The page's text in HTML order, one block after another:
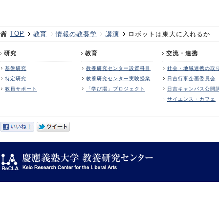
TOP 教育 情報の教養学 講演 ロボットは東大に入れるか
研究
基盤研究
特定研究
教員サポート
教育
教養研究センター設置科目
教養研究センター実験授業
「学び場」プロジェクト
交流・連携
社会・地域連携の取
日吉行事企画委員会
日吉キャンパス公開
サイエンス・カフェ